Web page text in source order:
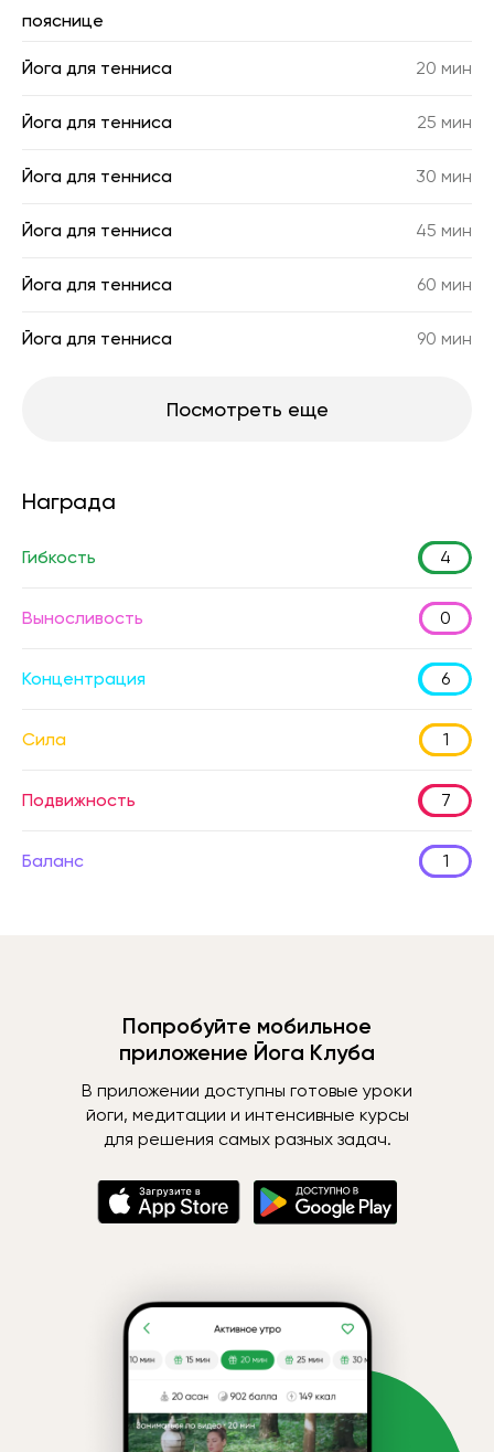
пояснице
Йога для тенниса 20 мин
Йога для тенниса 25 мин
Йога для тенниса 30 мин
Йога для тенниса 45 мин
Йога для тенниса 60 мин
Йога для тенниса 90 мин
Посмотреть еще
Награда
Гибкость 4
Выносливость 0
Концентрация 6
Сила 1
Подвижность 7
Баланс 1
Попробуйте мобильное
приложение Йога Клуба
В приложении доступны готовые уроки
йоги, медитации и интенсивные курсы
для решения самых разных задач.